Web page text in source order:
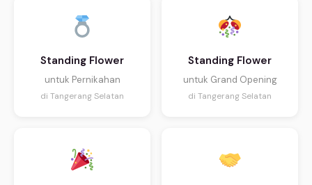
Standing Flower
untuk Pernikahan
di Tangerang Selatan
Standing Flower
untuk Grand Opening
di Tangerang Selatan